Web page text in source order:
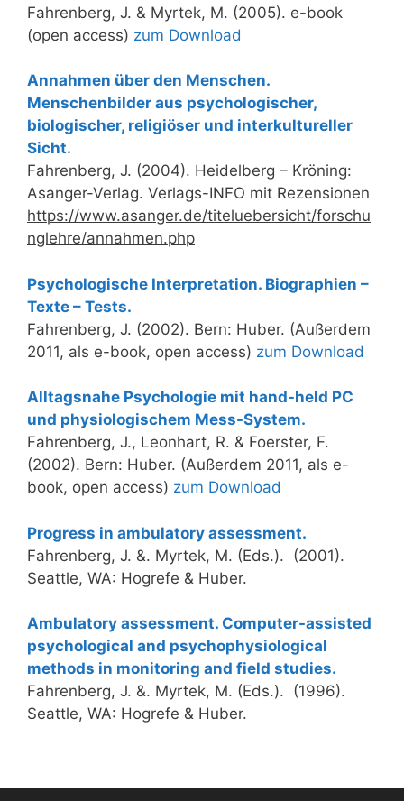
Fahrenberg, J. & Myrtek, M. (2005). e-book
(open access) zum Download
Annahmen über den Menschen.
Menschenbilder aus psychologischer,
biologischer, religiöser und interkultureller
Sicht.
Fahrenberg, J. (2004). Heidelberg – Kröning:
Asanger-Verlag. Verlags-INFO mit Rezensionen
https://www.asanger.de/titeluebersicht/forschu
nglehre/annahmen.php
Psychologische Interpretation. Biographien –
Texte – Tests.
Fahrenberg, J. (2002). Bern: Huber. (Außerdem
2011, als e-book, open access) zum Download
Alltagsnahe Psychologie mit hand-held PC
und physiologischem Mess-System.
Fahrenberg, J., Leonhart, R. & Foerster, F.
(2002). Bern: Huber. (Außerdem 2011, als e-
book, open access) zum Download
Progress in ambulatory assessment.
Fahrenberg, J. &. Myrtek, M. (Eds.). (2001).
Seattle, WA: Hogrefe & Huber.
Ambulatory assessment. Computer-assisted
psychological and psychophysiological
methods in monitoring and field studies.
Fahrenberg, J. &. Myrtek, M. (Eds.). (1996).
Seattle, WA: Hogrefe & Huber.